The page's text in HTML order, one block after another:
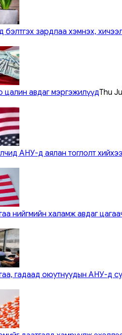
бэлтгэх зардлаа хэмнэх,
авдаг мэргэжилүүдThu
АНУ-д аялан тоглолт
нийгмийн халамж авдаг
гадаад оюутнуудын АНУ-д